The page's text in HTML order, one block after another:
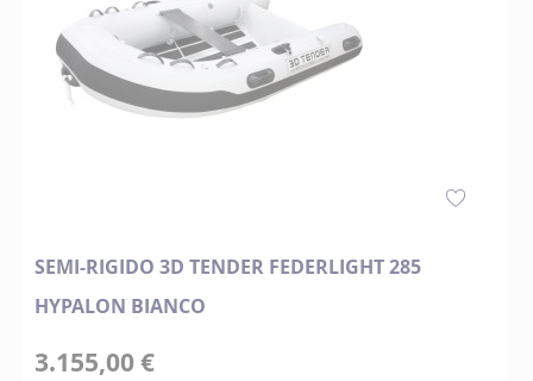
SEMI-RIGIDO 3D TENDER FEDERLIGHT 285
HYPALON BIANCO
3.155,00 €